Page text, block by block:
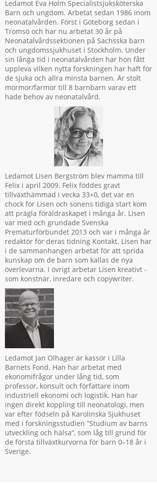
Ledamot Eva Holm Specialistsjuksköterska
Barn och ungdom. Arbetat sedan 1986 inom
neonatalvården. Först i Göteborg sedan i
Tromsö och har nu arbetat 30 år på
Neonatalvårdssektionen på Sachsska barn
och ungdomssjukhuset i Stockholm. Under
sin långa tid i neonatalvården har hon fått
uppleva vilken nytta forskningen har haft för
de sjuka och allra minsta barnen. Är stolt
mormor/farmor till 8 barnbarn varav ett
hade behov av neonatalvård.
Ledamot Lisen Bergström blev mamma till
Felix i april 2009. Felix föddes gravt
tillväxthämmad i vecka 33+0, det var en
chock för Lisen och sonens tidiga start kom
att prägla föräldraskapet i många år. Lisen
var med och grundade Svenska
Prematurförbundet 2013 och var i många år
redaktör för deras tidning Kontakt. Lisen har
i de sammanhangen arbetat för att sprida
kunskap om de barn som kallas de nya
överlevarna. I övrigt arbetar Lisen kreativt -
som konstnär, inredare och copywriter.
Ledamot Jan Olhager är kassör i Lilla
Barnets Fond. Han har arbetat med
ekonomifrågor under lång tid, som
professor, konsult och författare inom
industriell ekonomi och logistik. Han har
ingen direkt koppling till neonatologi, men
var efter födseln på Karolinska Sjukhuset
med i forskningsstudien ”Studium av barns
utveckling och hälsa”, som låg till grund för
de första tillväxtkurvorna för barn 0–18 år i
Sverige.